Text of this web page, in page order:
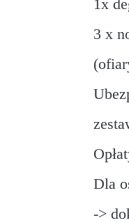
1x
3 x
Dla
->